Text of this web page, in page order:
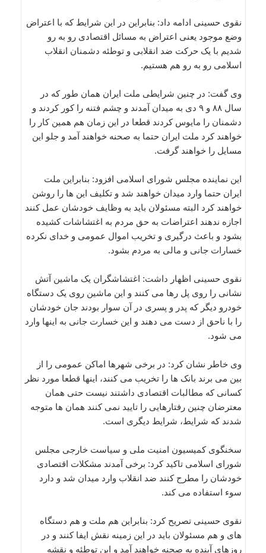
نقوی حسینی ادامه داد: بنابراین در این شرایط که با اعتراض
وضع موجود یعنی اعتراض به مسائل اقتصادی رو به رو
شدیم با یک حرکت ضد انقلابی و توطئه دشمنان انقلاب
اسلامی رو به رو هم هستیم.
وی گفت: در چنین شرایطی ملت ایران همان طور که در
سال ۸۸ و ۹ دی به میدان آمدند و چشم فتنه را کور کردند و
دشمنان را مایوس کردند قطعا در این زمان هم همین کار را
خواهند کرد ملت ایران حتما به صحنه خواهند آمد و جلو این
مسایل را خواهند گرفت.
این نماینده مجلس شورای اسلامی افزود: بنابراین ملت
ایران حتما وارد میدان خواهند شد و تکلیف این ها را روشن
خواهند کرد البته مسئولان باید به وظایف خودشان عمل کنند
اجازه ندهند اعتراضات به حق مردم به اغتشاشات کشیده
بشود و باعث درگیری و تخریب اموال عمومی و خدای نکرده
خسارات جانی و مالی به مردم بشود.
نقوی حسینی اظهار داشت: اغتشاشگران یک ماشین آتش
نشانی را روی پل رها می کنند و این ماشین روی یک دستگاه
خودرو دیگر که پدر و پسری در آن سوار بودند جان خودشان
را با ناحق از دست می دهند و این خسارت جانی به اینها وارد
می شود.
وی خاطر نشان کرد: در برخی شهرها اماکن عمومی را از
بین می برند بانک ها را تخریب می کنند، اینها قطعا مورد نظر
کسانی که مطالبات اقتصادی داشتند نیست حتی همان
معترضان چنین رفتارهایی را تایید نمی کنند همان ها متوجه
شدند که شرایط، شرایط دیگری است.
سخنگوی کمیسیون امنیت ملی و سیاست خارجی مجلس
شورای اسلامی تاکید کرد: برخی آمدند مشکلات اقتصادی
خودشان را مطرح کنند ضد انقلاب وارد میدان شد و دارد
سوء استفاده می کند.
نقوی حسینی تصریح کرد: بنابراین هم ملت و هم دستگاه
های و هم مسئولان باید در این زمینه نقش ایفا کنند و در
روزهای آینده به صحنه خواهند آمد و این توطئه و نقشه